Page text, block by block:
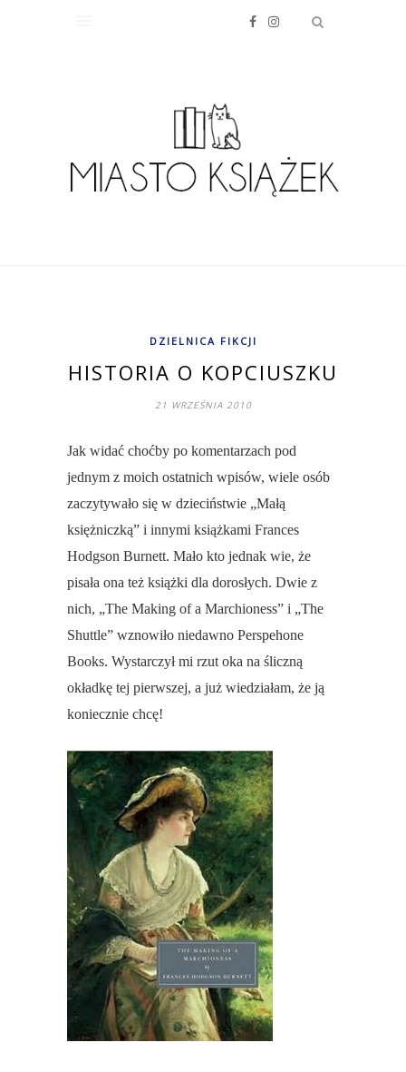
DZIELNICA FIKCJI
HISTORIA O KOPCIUSZKU
21 WRZEŚNIA 2010
Jak widać choćby po komentarzach pod
jednym z moich ostatnich wpisów, wiele osób
zaczytywało się w dzieciństwie „Małą
księżniczką” i innymi książkami Frances
Hodgson Burnett. Mało kto jednak wie, że
pisała ona też książki dla dorosłych. Dwie z
nich, „The Making of a Marchioness” i „The
Shuttle” wznowiło niedawno Perspehone
Books. Wystarczył mi rzut oka na śliczną
okładkę tej pierwszej, a już wiedziałam, że ją
koniecznie chcę!